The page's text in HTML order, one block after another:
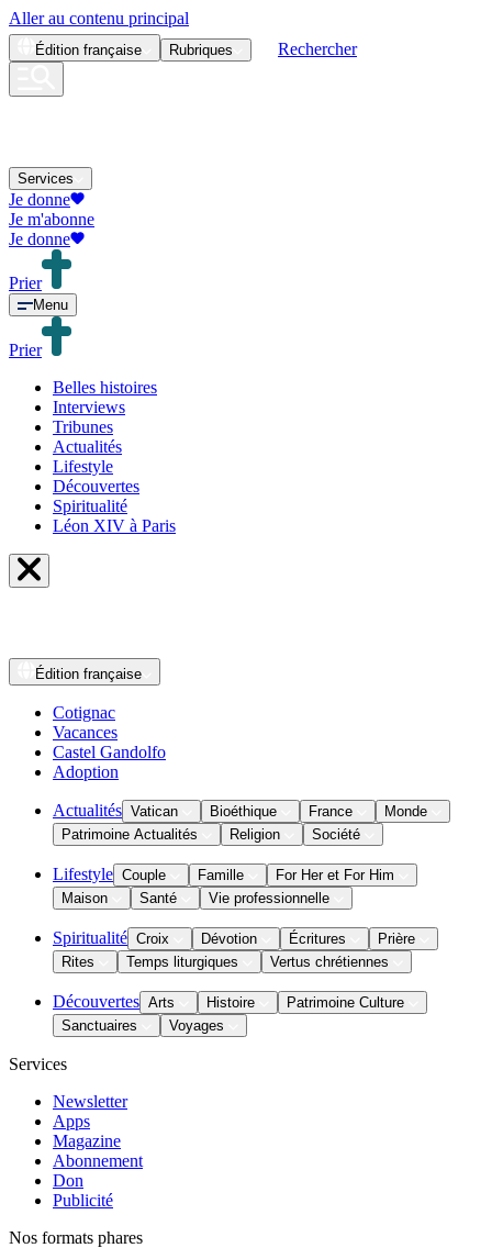
Aller au contenu principal
Édition française Rubriques Rechercher
Services
Je donne
Je m'abonne
Je donne
Prier
Menu
Prier
Belles histoires
Interviews
Tribunes
Actualités
Lifestyle
Découvertes
Spiritualité
Léon XIV à Paris
Édition française
Cotignac
Vacances
Castel Gandolfo
Adoption
Actualités Vatican Bioéthique France
Monde
Patrimoine Actualités
Religion Société
Lifestyle Couple Famille
For Her et For Him
Maison
Santé Vie professionnelle
Spiritualité Croix Dévotion Écritures
Prière
Rites
Temps liturgiques Vertus chrétiennes
Découvertes Arts Histoire
Patrimoine Culture
Sanctuaires
Voyages
Services
Newsletter
Apps
Magazine
Abonnement
Don
Publicité
Nos formats phares